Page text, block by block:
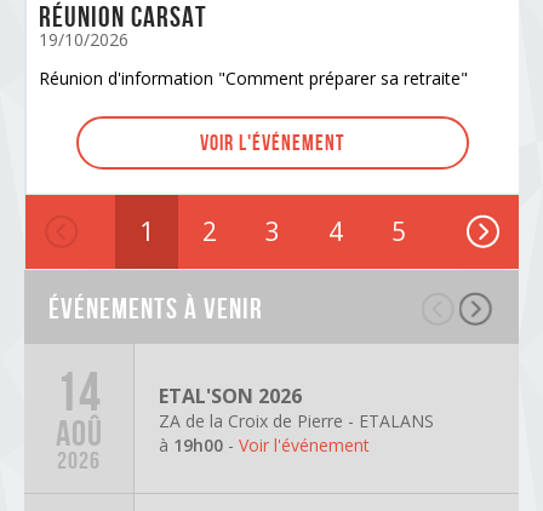
Réunion CARSAT
19/10/2026
Réunion d'information "Comment préparer sa retraite"
Voir l'événement
1 2 3 4 5
Événements à venir
14
AOÛ
2026
ETAL'SON 2026
ZA de la Croix de Pierre - ETALANS
à 19h00 - Voir l'événement